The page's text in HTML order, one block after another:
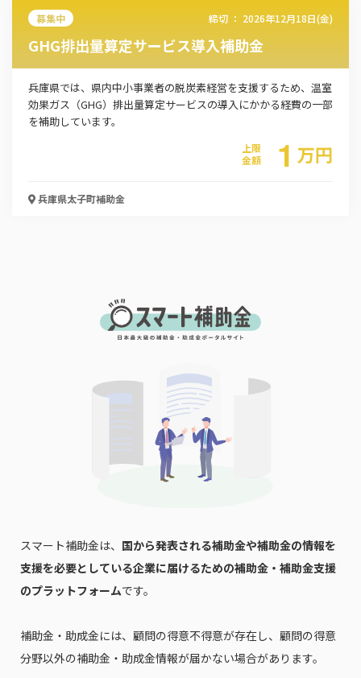
風しん抗体検査・予防接種費用助成事業
お名前
に同意したものとみなさ
募集中 締切 ： 2026年12月18日(金)
GHG排出量算定サービス導入補助金
兵庫県では、県内中小事業者の脱炭素経営を支援するため、温室
効果ガス（GHG）排出量算定サービスの導入にかかる経費の一部
を補助しています。
上限
金額
1 万円
兵庫県太子町補助金
スマート補助金は、 国から発表される補助金や補助金の情報を
支援を必要としている企業に届けるための補助金・補助金支援
のプラットフォームです。
補助金・助成金には、顧問の得意不得意が存在し、顧問の得意
分野以外の補助金・助成金情報が届かない場合があります。